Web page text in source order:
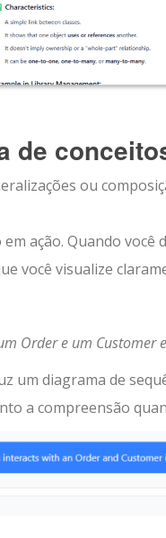
de
ou
ação. Quando
você visualize
Order e um Customer
um diagrama de
a compreensão